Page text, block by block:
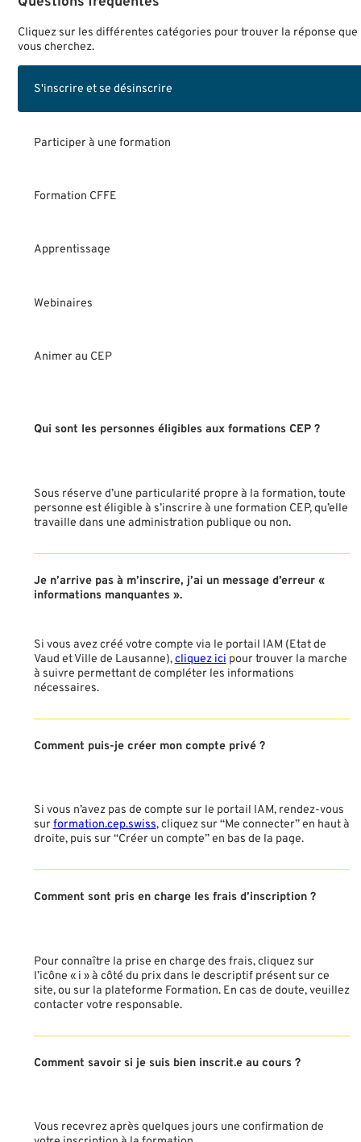
Cliquez sur les différentes catégories pour trouver la réponse que
vous cherchez.
S'inscrire et se désinscrire
Participer à une formation
Formation CFFE
Apprentissage
Webinaires
Animer au CEP
Qui sont les personnes éligibles aux formations CEP ?
Sous réserve d’une particularité propre à la formation, toute
personne est éligible à s’inscrire à une formation CEP, qu’elle
travaille dans une administration publique ou non.
Je n’arrive pas à m’inscrire, j’ai un message d’erreur «
informations manquantes ».
Si vous avez créé votre compte via le portail IAM (Etat de
Vaud et Ville de Lausanne),cliquez ici pour trouver la marche
à suivre permettant de compléter les informations
nécessaires.
Comment puis-je créer mon compte privé ?
Si vous n’avez pas de compte sur le portail IAM, rendez-vous
surformation.cep.swiss, cliquez sur “Me connecter” en haut à
droite, puis sur “Créer un compte” en bas de la page.
Comment sont pris en charge les frais d’inscription ?
Pour connaître la prise en charge des frais, cliquez sur
l’icône « i » à côté du prix dans le descriptif présent sur ce
site, ou sur la plateforme Formation. En cas de doute, veuillez
contacter votre responsable.
Comment savoir si je suis bien inscrit.e au cours ?
Vous recevrez après quelques jours une confirmation de